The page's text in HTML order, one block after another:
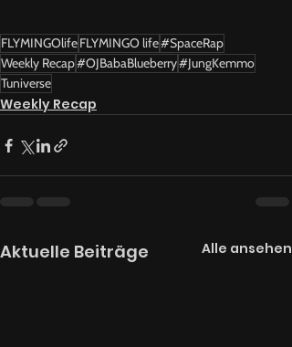
FLYMINGOlifeFLYMINGO life#SpaceRap
Weekly Recap#OJBabaBlueberry#JungKemmo
Tuniverse
Weekly Recap
Aktuelle Beiträge Alle ansehen